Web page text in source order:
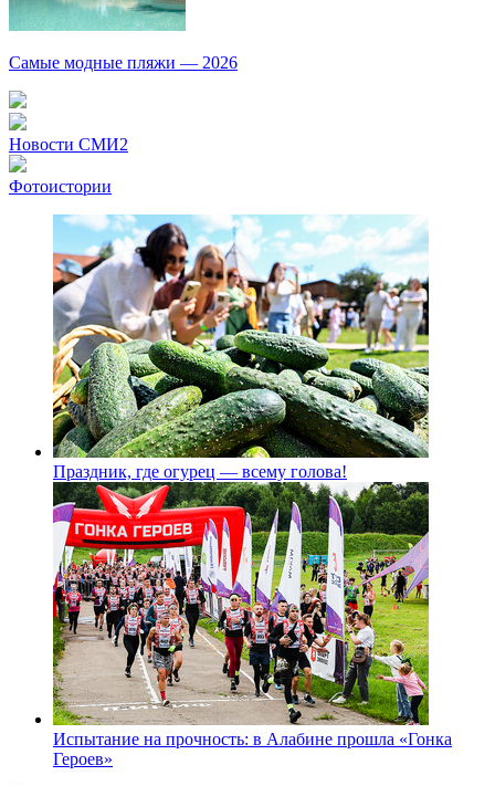
Самые модные пляжи — 2026
Новости СМИ2
Фотоистории
Праздник, где огурец — всему голова!
Испытание на прочность: в Алабине прошла «Гонка
Героев»